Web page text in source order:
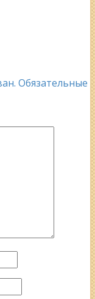
Обязательные